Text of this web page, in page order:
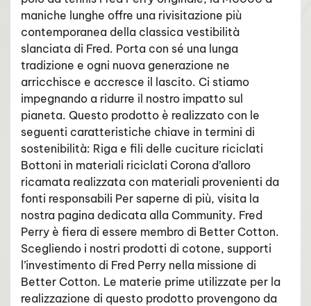
maniche lunghe offre una rivisitazione più
contemporanea della classica vestibilità
slanciata di Fred. Porta con sé una lunga
tradizione e ogni nuova generazione ne
arricchisce e accresce il lascito. Ci stiamo
impegnando a ridurre il nostro impatto sul
pianeta. Questo prodotto è realizzato con le
seguenti caratteristiche chiave in termini di
sostenibilità: Riga e fili delle cuciture riciclati
Bottoni in materiali riciclati Corona d’alloro
ricamata realizzata con materiali provenienti da
fonti responsabili Per saperne di più, visita la
nostra pagina dedicata alla Community. Fred
Perry è fiera di essere membro di Better Cotton.
Scegliendo i nostri prodotti di cotone, supporti
l’investimento di Fred Perry nella missione di
Better Cotton. Le materie prime utilizzate per la
realizzazione di questo prodotto provengono da